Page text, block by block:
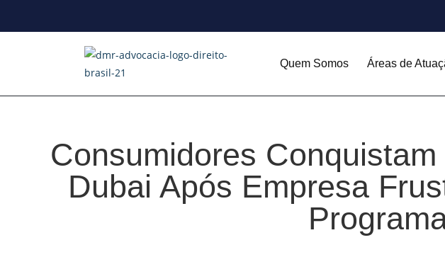
Quem Somos Áreas de
Consumidores
Dubai Após Empresa